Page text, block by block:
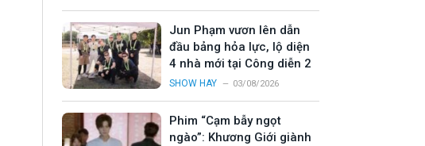
Jun Phạm vươn lên dẫn
đầu bảng hỏa lực, lộ diện
4 nhà mới tại Công diễn 2
SHOW HAY 03/08/2026
Phim “Cạm bẫy ngọt
ngào”: Khương Giới giành